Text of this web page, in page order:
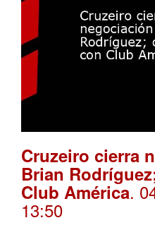
Cruzeiro cierra
Brian
Club América.
13:50